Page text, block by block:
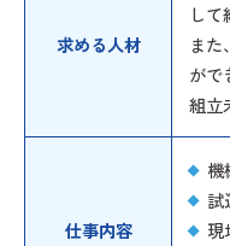
求める人材
し
ま
がで
組立
仕事内容
機
試
現